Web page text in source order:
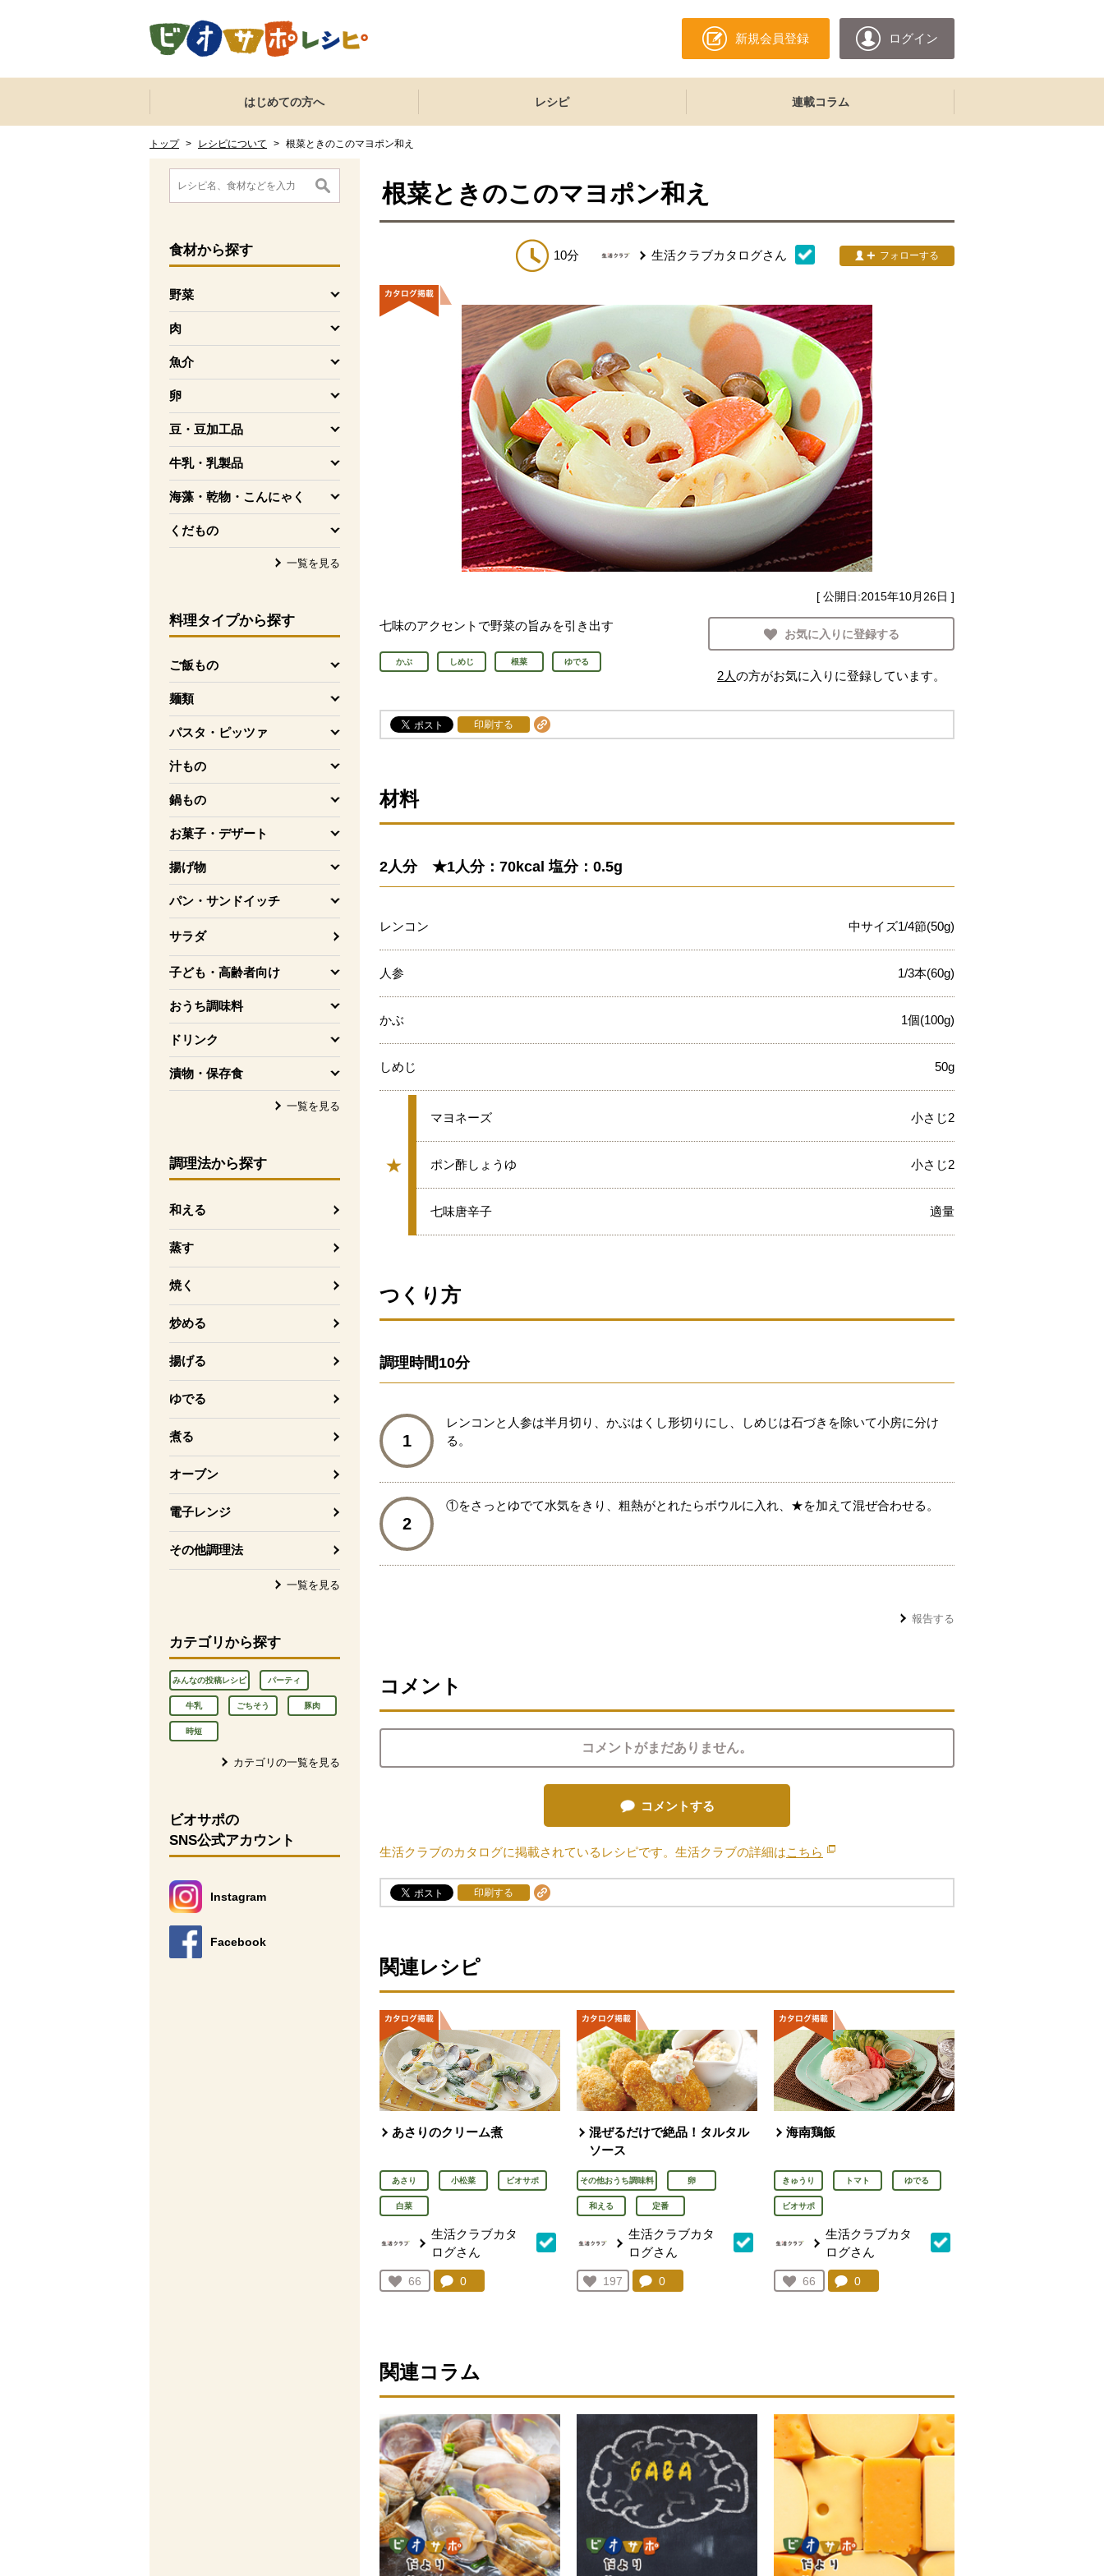
新規会員登録 ログイン
ここからサイト内共通メニューです。
サイト内共通メニューをスキップする
はじめての方へ レシピ 連載コラム
トップ > レシピについて > 根菜ときのこのマヨポン和え
ここから消費材検索メニューです。
食材から探す
野菜
を開く
肉
を開く
魚介
を開く
卵
を開く
豆・豆加工品
を開く
牛乳・乳製品
を開く
海藻・乾物・こんにゃく
を開く
くだもの
を開く
一覧を見る
料理タイプから探す
ご飯もの
を開く
麺類
を開く
パスタ・ピッツァ
を開く
汁もの
を開く
鍋もの
を開く
お菓子・デザート
を開く
揚げ物
を開く
パン・サンドイッチ
を開く
サラダ
子ども・高齢者向け
を開く
おうち調味料
を開く
ドリンク
を開く
漬物・保存食
を開く
一覧を見る
調理法から探す
和える
蒸す
焼く
炒める
揚げる
ゆでる
煮る
オーブン
電子レンジ
その他調理法
一覧を見る
カテゴリから探す
みんなの投稿レシピ パーティ
牛乳 ごちそう 豚肉
時短
カテゴリの一覧を見る
消費材検索メニューここまで。
ここから本文です。
ビオサポの
SNS公式アカウント
Instagram
別のウィンドウで開きます。
Facebook
別のウィンドウで開きます。
根菜ときのこのマヨポン和え
10分 生活クラブカタログさん フォローする
[ 公開日:2015年10月26日 ]
七味のアクセントで野菜の旨みを引き出す
かぶ しめじ 根菜 ゆでる
お気に入りに登録する
2人の方がお気に入りに登録しています。
印刷する
材料
2人分 ★1人分：70kcal 塩分：0.5g
レンコン 中サイズ1/4節(50g)
人参 1/3本(60g)
かぶ 1個(100g)
しめじ 50g
★
グループ
★
マヨネーズ 小さじ2
★
ポン酢しょうゆ 小さじ2
★
七味唐辛子 適量
つくり方
調理時間10分
1
レンコンと人参は半月切り、かぶはくし形切りにし、しめじは石づきを除いて小房に分け
る。
2
①をさっとゆでて水気をきり、粗熱がとれたらボウルに入れ、★を加えて混ぜ合わせる。
報告する
コメント
コメントがまだありません。
コメントする
生活クラブのカタログに掲載されているレシピです。生活クラブの詳細はこちら 別のウィンドウで開きます。
印刷する
関連レシピ
あさりのクリーム煮
あさり 小松菜 ビオサポ
白菜
生活クラブカタ
ログさん
お気に入り登録：
66
人が登録
コメント：
0
混ぜるだけで絶品！タルタル
ソース
その他おうち調味料 卵
和える 定番
生活クラブカタ
ログさん
お気に入り登録：
197
人が登録
コメント：
0件。コメントを見る。
海南鶏飯
きゅうり トマト ゆでる
ビオサポ
生活クラブカタ
ログさん
お気に入り登録：
66
人が登録
コメント：
0件。コメントを見る。
関連コラム